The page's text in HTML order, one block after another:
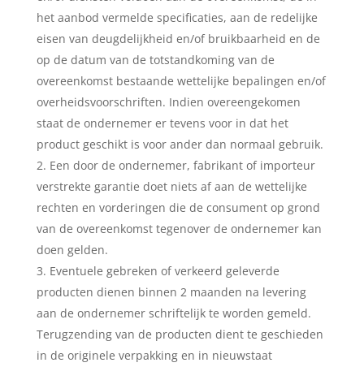
het aanbod vermelde specificaties, aan de redelijke
eisen van deugdelijkheid en/of bruikbaarheid en de
op de datum van de totstandkoming van de
overeenkomst bestaande wettelijke bepalingen en/of
overheidsvoorschriften. Indien overeengekomen
staat de ondernemer er tevens voor in dat het
product geschikt is voor ander dan normaal gebruik.
Een door de ondernemer, fabrikant of importeur
verstrekte garantie doet niets af aan de wettelijke
rechten en vorderingen die de consument op grond
van de overeenkomst tegenover de ondernemer kan
doen gelden.
Eventuele gebreken of verkeerd geleverde
producten dienen binnen 2 maanden na levering
aan de ondernemer schriftelijk te worden gemeld.
Terugzending van de producten dient te geschieden
in de originele verpakking en in nieuwstaat